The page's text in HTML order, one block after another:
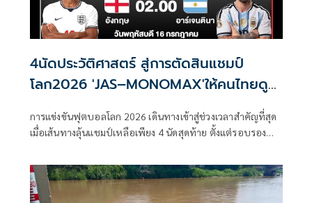
4นัดประวัติศาสตร์ สู่การตัดสินแชมป์
โลก2026 'JAS–MONOMAX'ให้คนไทยดู
การแข่งขันฟุตบอลโลก 2026 เดินทางเข้าสู่ช่วงเวลาสำคัญที่สุด
เมื่อเส้นทางลุ้นแชมป์เหลือเพียง 4 นัดสุดท้าย ตั้งแต่รอบรอง
ใดจะก้าวขึ้นครองบัลลังก์ลูกหนังโลก บริษัท จัสมิน อินเตอร์
เนชั่นแนล จำกัด (มหาชน) หรือ JAS ผู้ถือลิขสิทธิ์การถ่ายทอด
สดการแข่งขันฟุตบอลโลก 2026 (FIFA World Cup 2026™)